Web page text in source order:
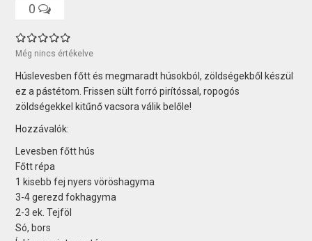
0
Még nincs értékelve
Húslevesben főtt és megmaradt húsokból, zöldségekből készül
ez a pástétom. Frissen sült forró pirítóssal, ropogós
zöldségekkel kitűnő vacsora válik belőle!
Hozzávalók:
Levesben főtt hús
Főtt répa
1 kisebb fej nyers vöröshagyma
3-4 gerezd fokhagyma
2-3 ek. Tejföl
Só, bors